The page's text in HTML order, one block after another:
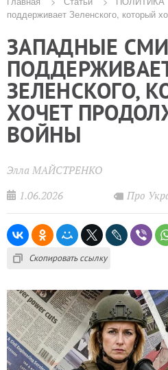
Строка
навигации
поддерживает Зеленского, который
ЗАПАДНЫЕ
ЗЕЛЕНСКОГО,
ХОЧЕТ
ВОЙНЫ
Элла МАЙСТРЕНКО
1.06.2026
Про
Скопировать ссылку